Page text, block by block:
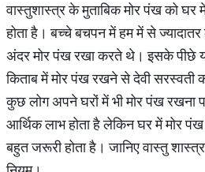
वास्तुशास्त्र के मुताबिक मोर पंख को
होता है। बच्चे बचपन में हम में से
अंदर मोर पंख रखा करते थे। इसके पीछे
किताब में मोर पंख रखने से देवी सरस्वती
कुछ लोग अपने घरों में भी मोर पंख रखना
आर्थिक लाभ होता है लेकिन घर में मोर
बहुत जरूरी होता है। जानिए वास्तु